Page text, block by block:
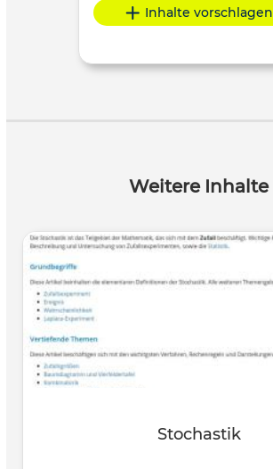
Inhalte vorschlagen
Weitere Inhalte
Stochastik